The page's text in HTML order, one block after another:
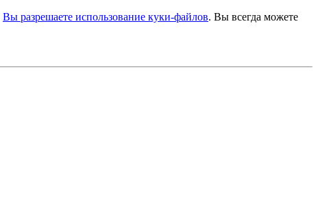
Вы разрешаете использование куки-файлов. Вы всегда можете